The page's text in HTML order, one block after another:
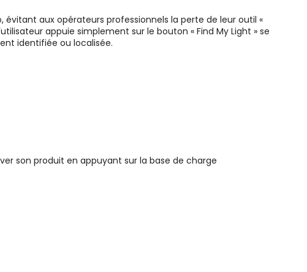
aux opérateurs professionnels la perte de leur outil «
appuie simplement sur le bouton « Find My Light » se
identifiée ou localisée.
son produit en appuyant sur la base de charge